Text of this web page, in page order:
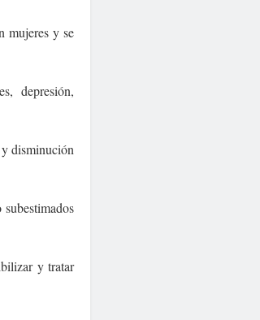
mujeres y se
depresión,
disminución
y tratar